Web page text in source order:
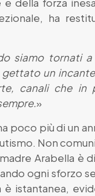
ha
siamo tornati
un
canali che in
»
poco più di un
Non
Arabella è
ogni sforzo
è istantanea,